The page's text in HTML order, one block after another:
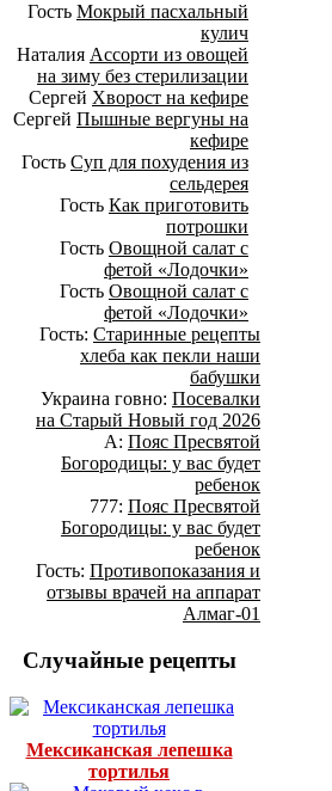
Гость Мокрый пасхальный
кулич
Наталия Ассорти из овощей
на зиму без стерилизации
Сергей Хворост на кефире
Сергей Пышные вергуны на
кефире
Гость Суп для похудения из
сельдерея
Гость Как приготовить
потрошки
Гость Овощной салат с
фетой «Лодочки»
Гость Овощной салат с
фетой «Лодочки»
Гость: Старинные рецепты
хлеба как пекли наши
бабушки
Украина говно: Посевалки
на Старый Новый год 2026
А: Пояс Пресвятой
Богородицы: у вас будет
ребенок
777: Пояс Пресвятой
Богородицы: у вас будет
ребенок
Гость: Противопоказания и
отзывы врачей на аппарат
Алмаг-01
Случайные рецепты
Мексиканская лепешка
тортилья